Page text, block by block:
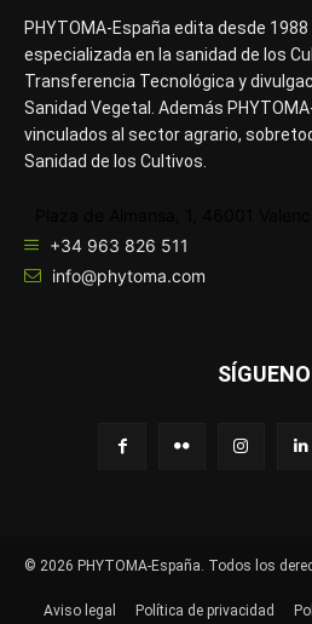
PHYTOMA-España edita desde
especializada en la sanidad de los
Transferencia Tecnológica y
Sanidad Vegetal. Además
vinculados al sector agrario,
Sanidad de los Cultivos.
+34 963 826 511
info@phytoma.com
© 2026 PHYTOMA-España. Todos los
Aviso legal Política de privacidad